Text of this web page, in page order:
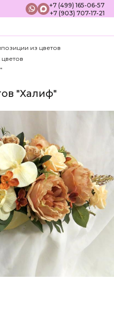
+7 (499) 165-06-57
+7 (903) 707-17-21
из цветов
"Халиф"